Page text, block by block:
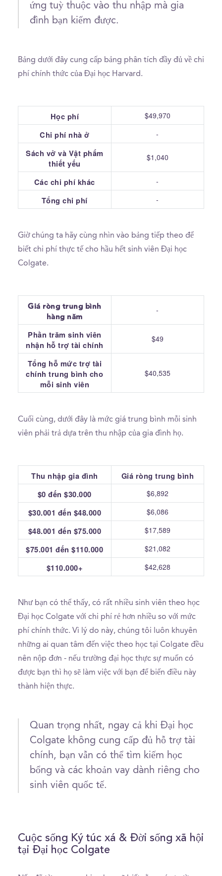
ứng tuỳ thuộc vào thu nhập mà gia
đình bạn kiếm được.
Bảng dưới đây cung cấp bảng phân tích đầy đủ về chi
phí chính thức của Đại học Harvard.
Học phí $49,970
Chi phí nhà ở -
Sách vở và Vật phẩm
thiết yếu
$1,040
Các chi phí khác -
Tổng chi phí -
Giờ chúng ta hãy cùng nhìn vào bảng tiếp theo để
biết chi phí thực tế cho hầu hết sinh viên Đại học
Colgate.
Giá ròng trung bình
hàng năm
-
Phần trăm sinh viên
nhận hỗ trợ tài chính
$49
Tổng hỗ mức trợ tài
chính trung bình cho
mỗi sinh viên
$40,535
Cuối cùng, dưới đây là mức giá trung bình mỗi sinh
viên phải trả dựa trên thu nhập của gia đình họ.
Thu nhập gia đình
Giá ròng trung bình
$0 đến $30.000
$6,892
$30.001 đến $48.000 $6,086
$48.001 đến $75.000 $17,589
$75.001 đến $110.000 $21,082
$110.000+ $42,628
Như bạn có thể thấy, có rất nhiều sinh viên theo học
Đại học Colgate với chi phí rẻ hơn nhiều so với mức
phí chính thức. Vì lý do này, chúng tôi luôn khuyên
những ai quan tâm đến việc theo học tại Colgate đều
nên nộp đơn - nếu trường đại học thực sự muốn có
được bạn thì họ sẽ làm việc với bạn để biến điều này
thành hiện thực.
Quan trọng nhất, ngay cả khi Đại học
Colgate không cung cấp đủ hỗ trợ tài
chính, bạn vẫn có thể tìm kiếm học
bổng và các khoản vay dành riêng cho
sinh viên quốc tế.
Cuộc sống Ký túc xá & Đời sống xã hội
tại Đại học Colgate